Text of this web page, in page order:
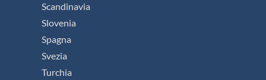
Scandinavia
Slovenia
Spagna
Svezia
Turchia